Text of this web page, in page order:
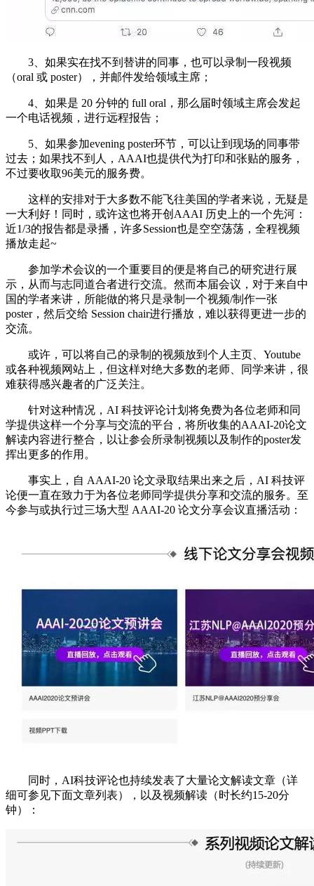
3、如果实在找不到替讲的同事，也可以录制一段视频
（oral 或 poster），并邮件发给领域主席；
4、如果是 20 分钟的 full oral，那么届时领域主席会发起
一个电话视频，进行远程报告；
5、如果参加evening poster环节，可以让到现场的同事带
过去；如果找不到人，AAAI也提供代为打印和张贴的服务，
不过要收取96美元的服务费。
这样的安排对于大多数不能飞往美国的学者来说，无疑是
一大利好！同时，或许这也将开创AAAI 历史上的一个先河：
近1/3的报告都是录播，许多Session也是空空荡荡，全程视频
播放走起~
参加学术会议的一个重要目的便是将自己的研究进行展
示，从而与志同道合者进行交流。然而本届会议，对于来自中
国的学者来讲，所能做的将只是录制一个视频/制作一张
poster，然后交给 Session chair进行播放，难以获得更进一步的
交流。
或许，可以将自己的录制的视频放到个人主页、Youtube
或各种视频网站上，但这样对绝大多数的老师、同学来讲，很
难获得感兴趣者的广泛关注。
针对这种情况，AI 科技评论计划将免费为各位老师和同
学提供这样一个分享与交流的平台，将所收集的AAAI-20论文
解读内容进行整合，以让参会所录制视频以及制作的poster发
挥出更多的作用。
事实上，自 AAAI-20 论文录取结果出来之后，AI 科技评
论便一直在致力于为各位老师同学提供分享和交流的服务。至
今参与或执行过三场大型 AAAI-20 论文分享会议直播活动：
同时，AI科技评论也持续发表了大量论文解读文章（详
细可参见下面文章列表），以及视频解读（时长约15-20分
钟）：